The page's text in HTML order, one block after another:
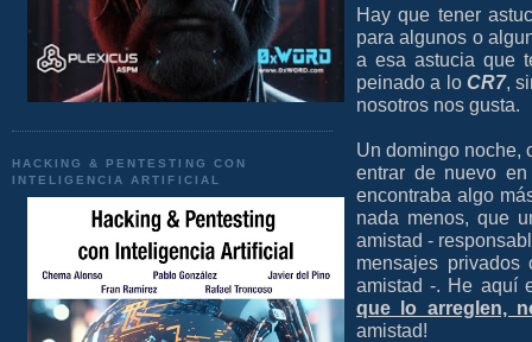
HACKING & PENTESTING CON
INTELIGENCIA ARTIFICIAL
Hay que tener
para algunos o
a esa astucia que
peinado a loCR7,
nosotros nos gusta.
Un domingo noche,
entrar de nuevo
encontraba algo
nada menos, que
amistad -
mensajes
amistad -. He aquí
que lo arreglen,
amistad!